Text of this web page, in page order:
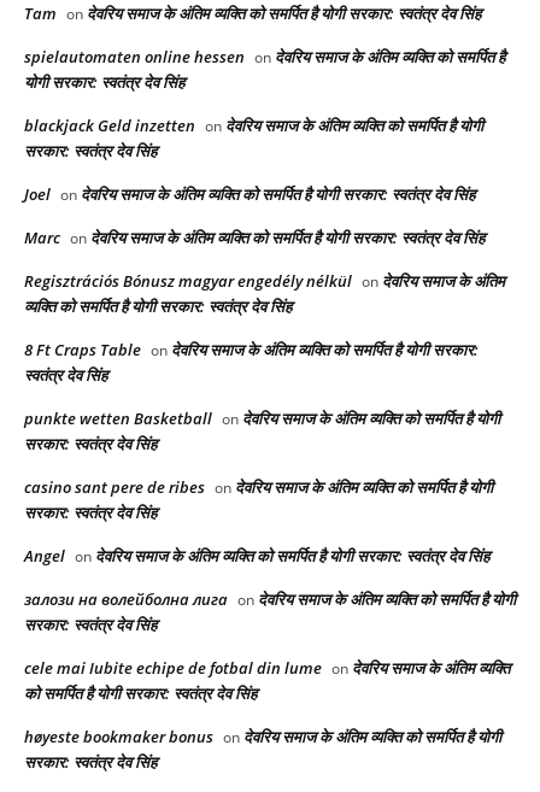
Tam on देवरिय समाज के अंतिम व्यक्ति को समर्पित है योगी सरकार: स्वतंत्र देव सिंह
spielautomaten online hessen on देवरिय समाज के अंतिम व्यक्ति को समर्पित है
योगी सरकार: स्वतंत्र देव सिंह
blackjack Geld inzetten on देवरिय समाज के अंतिम व्यक्ति को समर्पित है योगी
सरकार: स्वतंत्र देव सिंह
Joel on देवरिय समाज के अंतिम व्यक्ति को समर्पित है योगी सरकार: स्वतंत्र देव सिंह
Marc on देवरिय समाज के अंतिम व्यक्ति को समर्पित है योगी सरकार: स्वतंत्र देव सिंह
Regisztrációs Bónusz magyar engedély nélkül on देवरिय समाज के अंतिम
व्यक्ति को समर्पित है योगी सरकार: स्वतंत्र देव सिंह
8 Ft Craps Table on देवरिय समाज के अंतिम व्यक्ति को समर्पित है योगी सरकार:
स्वतंत्र देव सिंह
punkte wetten Basketball on देवरिय समाज के अंतिम व्यक्ति को समर्पित है योगी
सरकार: स्वतंत्र देव सिंह
casino sant pere de ribes on देवरिय समाज के अंतिम व्यक्ति को समर्पित है योगी
सरकार: स्वतंत्र देव सिंह
Angel on देवरिय समाज के अंतिम व्यक्ति को समर्पित है योगी सरकार: स्वतंत्र देव सिंह
залози на волейболна лига on देवरिय समाज के अंतिम व्यक्ति को समर्पित है योगी
सरकार: स्वतंत्र देव सिंह
cele mai Iubite echipe de fotbal din lume on देवरिय समाज के अंतिम व्यक्ति
को समर्पित है योगी सरकार: स्वतंत्र देव सिंह
høyeste bookmaker bonus on देवरिय समाज के अंतिम व्यक्ति को समर्पित है योगी
सरकार: स्वतंत्र देव सिंह